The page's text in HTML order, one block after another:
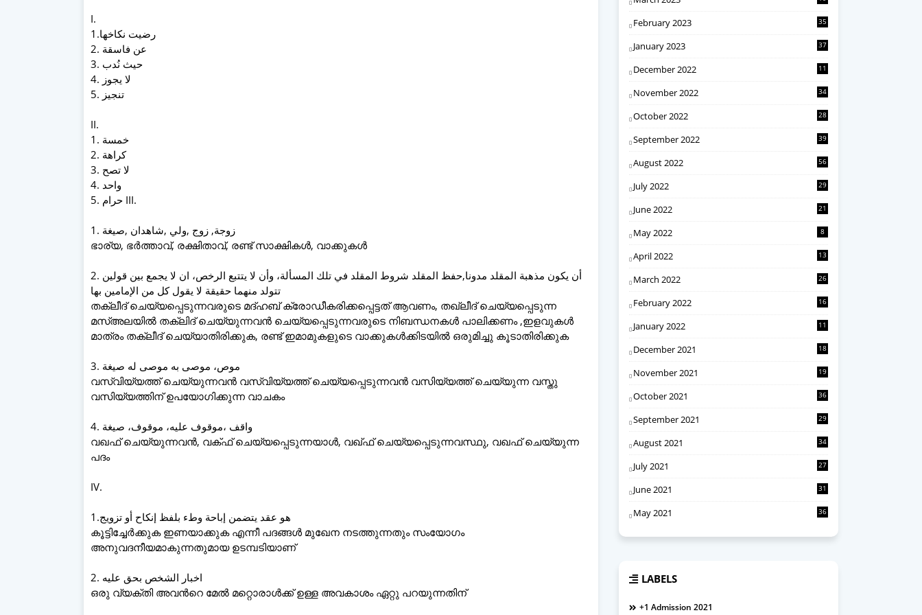
I.
1.رضیت نكاخها
2. عن فاسقة
3. حيث نُدب
4. لا يجوز
5. تنجيز
II.
1. خمسة
2. كراهة
3. لا تصح
4. واحد
5. حرام III.
1. زوجة, زوج ,ولي ,شاهدان ,صيغة
ഭാര്യ, ഭർത്താവ്, രക്ഷിതാവ്, രണ്ട് സാക്ഷികൾ, വാക്കുകൾ
2. أن يكون مذهبة المقلد مدونا,حفظ المقلد شروط المقلد في تلك المسألة، وأن لا يتتبع الرخص، ان لا يجمع بين قولين
തക്ലീദ് ചെയ്യപ്പെടുന്നവരുടെ മദ്ഹബ് ക്രോഡീകരിക്കപ്പെട്ടത് ആവണം, തഖ്ലീദ് ചെയ്യപ്പെടുന്ന
മസ്അലയിൽ തക്ലിദ് ചെയ്യുന്നവൻ ചെയ്യപ്പെടുന്നവരുടെ നിബന്ധനകൾ പാലിക്കണം ,ഇളവുകൾ
മാത്രം തക്ലീദ് ചെയ്യാതിരിക്കുക, രണ്ട് ഇമാമുകളുടെ വാക്കുകൾക്കിടയിൽ ഒരുമിച്ചു കൂടാതിരിക്കുക
വസ്വിയ്യത്ത് ചെയ്യുന്നവൻ വസ്വിയ്യത്ത് ചെയ്യപ്പെടുന്നവൻ വസിയ്യത്ത് ചെയ്യുന്ന വസ്തു
വസിയ്യത്തിന് ഉപയോഗിക്കുന്ന വാചകം
വഖഫ് ചെയ്യുന്നവൻ, വക്ഫ് ചെയ്യപ്പെടുന്നയാൾ, വഖ്ഫ് ചെയ്യപ്പെടുന്നവസ്ഥു, വഖഫ് ചെയ്യുന്ന
പദം
IV.
കൂട്ടിച്ചേർക്കുക ഇണയാക്കുക എന്നീ പദങ്ങൾ മുഖേന നടത്തുന്നതും സംയോഗം
അനുവദനീയമാകുന്നതുമായ ഉടമ്പടിയാണ്
2. اخبار الشخص بحق عليه
ഒരു വ്യക്തി അവൻറെ മേൽ മറ്റൊരാൾക്ക് ഉള്ള അവകാശം ഏറ്റു പറയുന്നതിന്
February 2023 35
January 2023 37
December 2022 11
November 2022 34
October 2022 28
September 2022 39
August 2022 56
July 2022 29
June 2022 21
May 2022 8
April 2022 13
March 2022 26
February 2022 16
January 2022 11
December 2021 18
November 2021 19
October 2021 36
September 2021 29
August 2021 34
July 2021 27
June 2021 31
May 2021 36
LABELS
+1 Admission 2021